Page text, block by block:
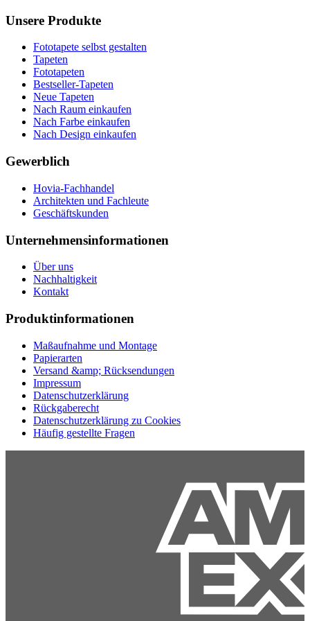
Unsere Produkte
Fototapete selbst gestalten
Tapeten
Fototapeten
Bestseller-Tapeten
Neue Tapeten
Nach Raum einkaufen
Nach Farbe einkaufen
Nach Design einkaufen
Gewerblich
Hovia-Fachhandel
Architekten und Fachleute
Geschäftskunden
Unternehmensinformationen
Über uns
Nachhaltigkeit
Kontakt
Produktinformationen
Maßaufnahme und Montage
Papierarten
Versand &amp; Rücksendungen
Impressum
Datenschutzerklärung
Rückgaberecht
Datenschutzerklärung zu Cookies
Häufig gestellte Fragen